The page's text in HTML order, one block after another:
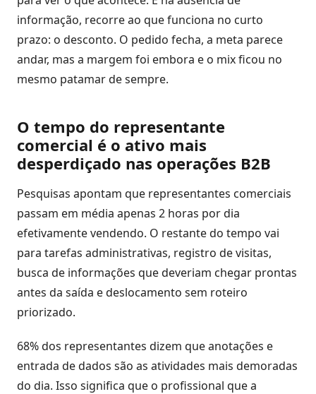
Relatórios
de
Geointeligência
Comportamento
Compra
Destaques
e
Lançamentos
Inteligência
Big
Data
informação, recorre ao que funciona no curto
prazo: o desconto. O pedido fecha, a meta parece
andar, mas a margem foi embora e o mix ficou no
mesmo patamar de sempre.
O tempo do representante
comercial é o ativo mais
desperdiçado nas operações B2B
Pesquisas apontam que representantes comerciais
passam em média apenas 2 horas por dia
efetivamente vendendo. O restante do tempo vai
para tarefas administrativas, registro de visitas,
busca de informações que deveriam chegar prontas
antes da saída e deslocamento sem roteiro
priorizado.
68% dos representantes dizem que anotações e
entrada de dados são as atividades mais demoradas
do dia. Isso significa que o profissional que a